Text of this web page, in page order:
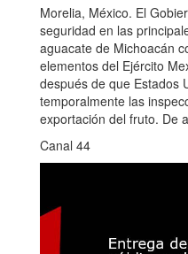
Morelia, México. El
seguridad en las
aguacate de Michoacán
elementos del Ejército
después de que Estados
temporalmente las
exportación del fruto. De
Canal 44